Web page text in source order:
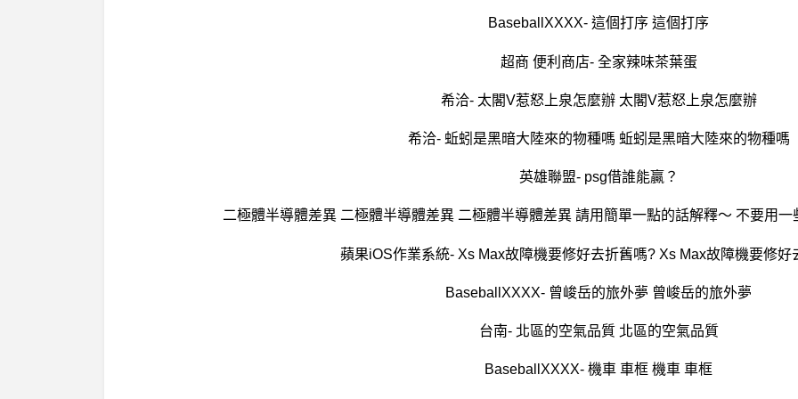
BaseballXXXX- 這個打序 這個打序
超商 便利商店- 全家辣味茶葉蛋
希洽- 太閣V惹怒上泉怎麼辦 太閣V惹怒上泉怎麼辦
希洽- 蚯蚓是黑暗大陸來的物種嗎 蚯蚓是黑暗大陸來的物種嗎
英雄聯盟- psg借誰能贏？
二極體半導體差異 二極體半導體差異 二極體半導體差異 請用簡單一點的話解釋～ 不要用
蘋果iOS作業系統- Xs Max故障機要修好去折舊嗎? Xs Max故障機要修好
BaseballXXXX- 曾峻岳的旅外夢 曾峻岳的旅外夢
台南- 北區的空氣品質 北區的空氣品質
BaseballXXXX- 機車 車框 機車 車框